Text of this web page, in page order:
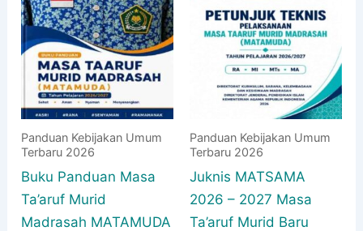
Panduan Kebijakan Umum
Terbaru 2026
Buku Panduan Masa
Ta’aruf Murid
Madrasah MATAMUDA
Panduan Kebijakan Umum
Terbaru 2026
Juknis MATSAMA
2026 – 2027 Masa
Ta’aruf Murid Baru